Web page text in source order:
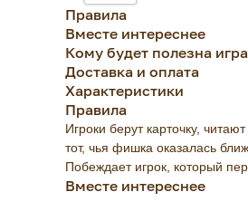
Правила
Вместе интереснее
Кому будет полезна игра
Доставка и оплата
Характеристики
Правила
Игроки берут карточку,
тот, чья фишка оказалась
Побеждает игрок, который
Вместе интереснее